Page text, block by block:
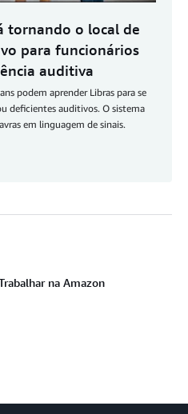
tornando o local de
para funcionários
auditiva
podem aprender Libras para se
deficientes auditivos. O sistema
em linguagem de sinais.
na Amazon